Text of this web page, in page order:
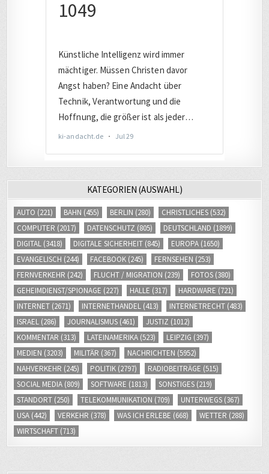
AUTO(221) BAHN(455) BERLIN(280) CHRISTLICHES(532)
COMPUTER
(2017) DATENSCHUTZ (805) DEUTSCHLAND(1899)
DIGITAL (3418) DIGITALE SICHERHEIT(845) EUROPA(1650)
EVANGELISCH (244) FACEBOOK(245) FERNSEHEN(253)
FERNVERKEHR(242) FLUCHT / MIGRATION(239) FOTOS
GEHEIMDIENST/SPIONAGE(227) HALLE (317) HARDWARE(721)
INTERNET(2671) INTERNETHANDEL(413) INTERNETRECHT(483)
ISRAEL(286) JOURNALISMUS(461) JUSTIZ
(1012)
KOMMENTAR
(313) LATEINAMERIKA (523) LEIPZIG
MEDIEN(3203) MILITÄR(367) NACHRICHTEN(5952)
NAHVERKEHR(245) POLITIK (2797) RADIOBEITRÄGE
SOCIAL MEDIA (809) SOFTWARE(1813) SONSTIGES(219)
STANDORT(250) TELEKOMMUNIKATION (709) UNTERWEGS
USA(442) VERKEHR(378) WAS ICH ERLEBE (668) WETTER(288)
WIRTSCHAFT(713)